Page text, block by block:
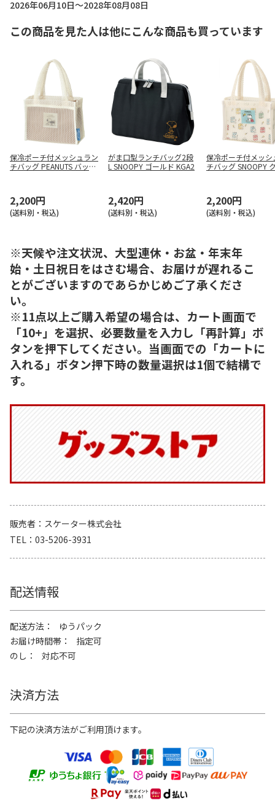
2026年06月10日～2028年08月08日
この商品を見た人は他にこんな商品も買っています
保冷ポーチ付メッシュラン
チバッグ PEANUTS バッジ
2,200円
(送料別・税込)
がま口型ランチバッグ2段
L SNOOPY ゴールド KGA2
2,420円
(送料別・税込)
保冷ポーチ付メッシ
チバッグ SNOOPY
2,200円
(送料別・税込)
※天候や注文状況、大型連休・お盆・年末年
始・土日祝日をはさむ場合、お届けが遅れるこ
とがございますのであらかじめご了承くださ
い。
※11点以上ご購入希望の場合は、カート画面で
「10+」を選択、必要数量を入力し「再計算」ボ
タンを押下してください。当画面での「カートに
入れる」ボタン押下時の数量選択は1個で結構で
す。
販売者
スケーター株式会社
TEL
03-5206-3931
配送情報
配送方法
ゆうパック
お届け時間帯
指定可
のし
対応不可
決済方法
下記の決済方法がご利用頂けます。